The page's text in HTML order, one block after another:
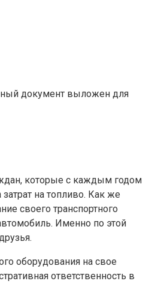
документ выложен для
которые с каждым годом
на топливо. Как же
своего транспортного
Именно по этой
оборудования на свое
ответственность в